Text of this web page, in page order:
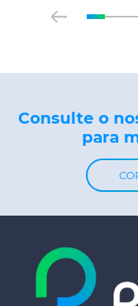
Consulte o
para